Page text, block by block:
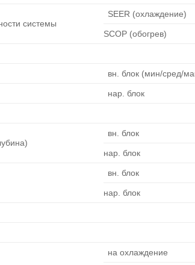
системы
SEER (охлаждение)
SCOP (обогрев)
вн. блок (мин/сред/
нар. блок
вн. блок
нар. блок
вн. блок
нар. блок
на охлаждение